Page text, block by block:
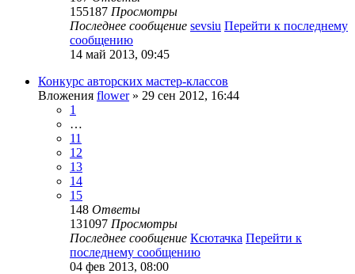
155187 Просмотры
Последнее сообщение sevsiu Перейти к последнему
сообщению
14 май 2013, 09:45
Конкурс авторских мастер-классов
Вложения flower» 29 сен 2012, 16:44
1
…
11
12
13
14
15
148 Ответы
131097 Просмотры
Последнее сообщение Ксютачка Перейти к
последнему сообщению
04 фев 2013, 08:00